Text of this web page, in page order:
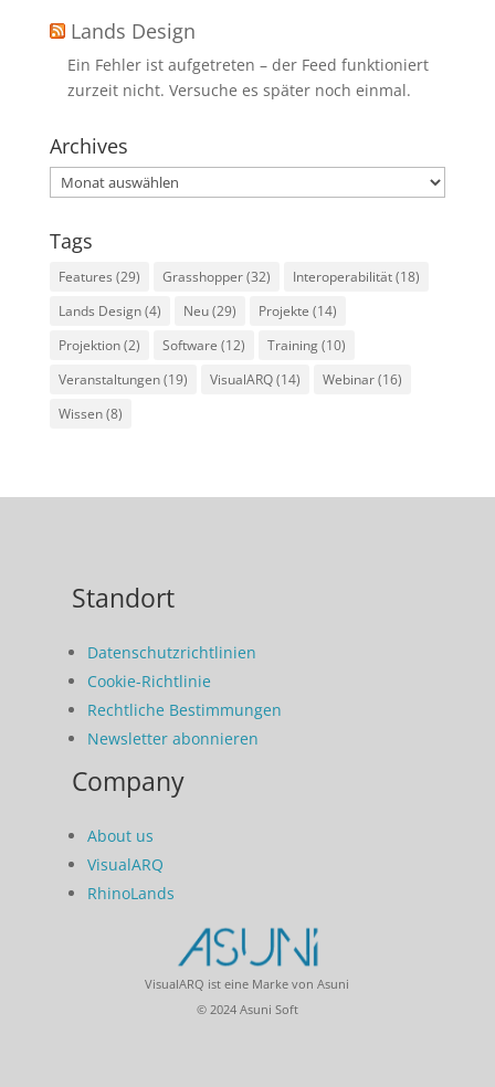
Lands Design
Ein Fehler ist aufgetreten – der Feed funktioniert
zurzeit nicht. Versuche es später noch einmal.
Archives
Archives
Tags
Features (29) Grasshopper(32) Interoperabilität(18)
Lands Design(4) Neu(29) Projekte (14)
Projektion(2) Software (12) Training(10)
Veranstaltungen(19) VisualARQ(14) Webinar(16)
Wissen(8)
Standort
Datenschutzrichtlinien
Cookie-Richtlinie
Rechtliche Bestimmungen
Newsletter abonnieren
Company
About us
VisualARQ
RhinoLands
VisualARQ ist eine Marke von Asuni
© 2024 Asuni Soft